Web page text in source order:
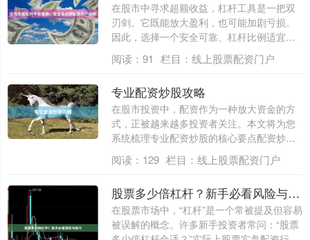
在股市中寻求超额收益，杠杆工具是一把双
刃剑。它既能放大盈利，也可能加剧亏损。
因此，选择一个安全可靠、杠杆比例适宜的
在线平....
阅读： 91 栏目： 线上股票配资门户
专业配资炒股攻略
在股市投资中，配资作为一种放大资金的方
式，正被越来越多投资者关注。本文将为您
系统梳理专业配资炒股的核心要点配资炒股
开户，....
阅读： 129 栏目： 线上股票配资门户
股票多少倍杠杆？新手必看风险与技巧
在股票市场中，“杠杆”是一个常被提及但容易
被误解的概念。许多新手投资者常问：“股票